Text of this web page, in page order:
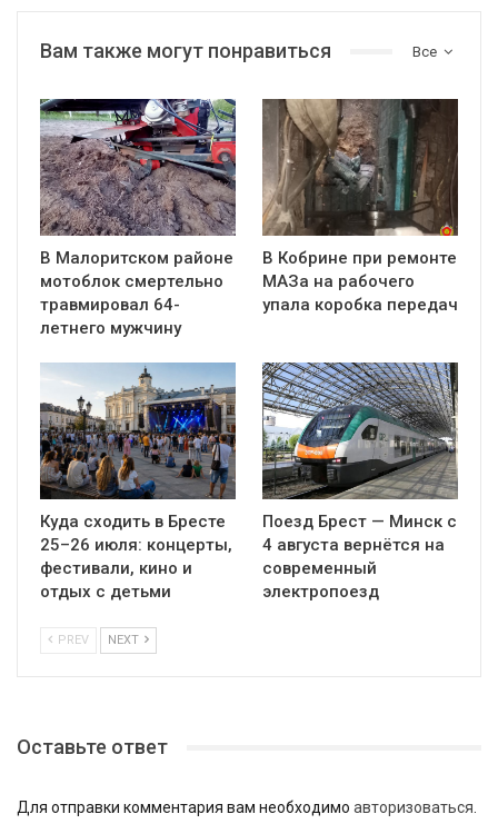
Все
Вам также могут понравиться
В Малоритском районе
мотоблок смертельно
травмировал 64-
летнего мужчину
В Кобрине при ремонте
МАЗа на рабочего
упала коробка передач
Куда сходить в Бресте
25–26 июля: концерты,
фестивали, кино и
отдых с детьми
Поезд Брест — Минск с
4 августа вернётся на
современный
электропоезд
PREV NEXT
Оставьте ответ
Для отправки комментария вам необходимо авторизоваться.